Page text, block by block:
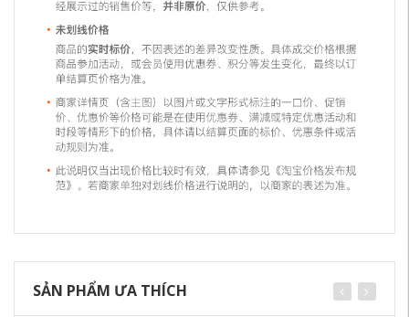
SẢN PHẨM ƯA THÍCH